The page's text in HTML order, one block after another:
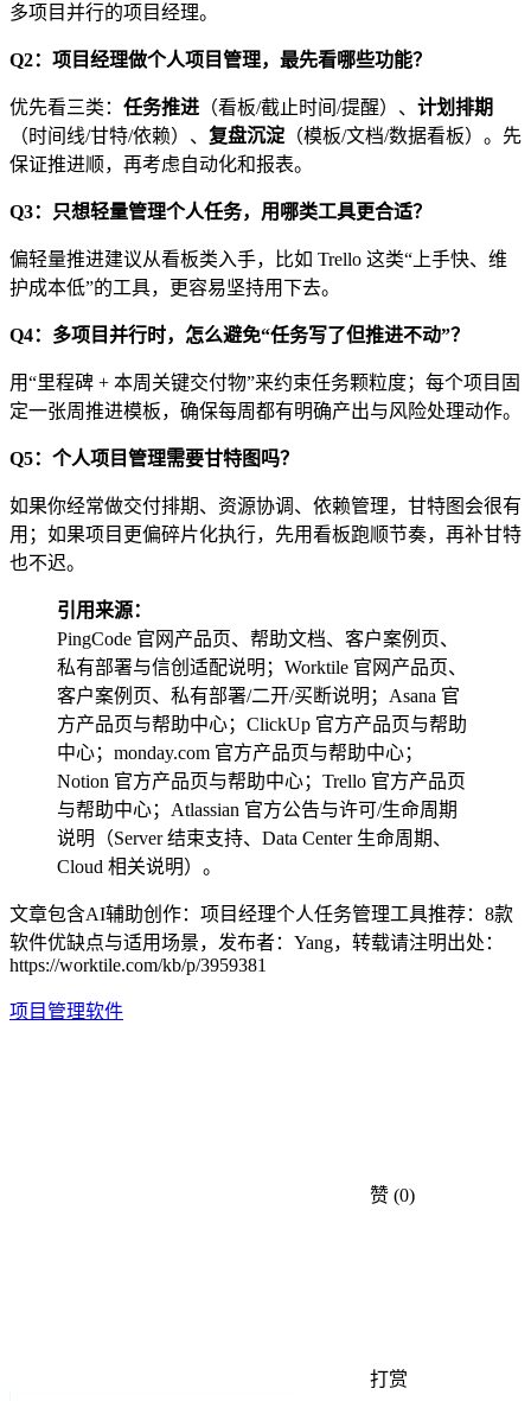
多项目并行的项目经理。
Q2：项目经理做个人项目管理，最先看哪些功能？
优先看三类： 任务推进 （看板/截止时间/提醒）、 计划排期
（时间线/甘特/依赖）、 复盘沉淀 （模板/文档/数据看板）。先
保证推进顺，再考虑自动化和报表。
Q3：只想轻量管理个人任务，用哪类工具更合适？
偏轻量推进建议从看板类入手，比如 Trello 这类“上手快、维
护成本低”的工具，更容易坚持用下去。
Q4：多项目并行时，怎么避免“任务写了但推进不动”？
用“里程碑 + 本周关键交付物”来约束任务颗粒度；每个项目固
定一张周推进模板，确保每周都有明确产出与风险处理动作。
Q5：个人项目管理需要甘特图吗？
如果你经常做交付排期、资源协调、依赖管理，甘特图会很有
用；如果项目更偏碎片化执行，先用看板跑顺节奏，再补甘特
也不迟。
引用来源：
PingCode 官网产品页、帮助文档、客户案例页、
私有部署与信创适配说明；Worktile 官网产品页、
客户案例页、私有部署/二开/买断说明；Asana 官
方产品页与帮助中心；ClickUp 官方产品页与帮助
中心；monday.com 官方产品页与帮助中心；
Notion 官方产品页与帮助中心；Trello 官方产品页
与帮助中心；Atlassian 官方公告与许可/生命周期
说明（Server 结束支持、Data Center 生命周期、
Cloud 相关说明）。
文章包含AI辅助创作：项目经理个人任务管理工具推荐：8款
软件优缺点与适用场景，发布者：Yang，转载请注明出处：
https://worktile.com/kb/p/3959381
项目管理软件
赞 (0)
打赏